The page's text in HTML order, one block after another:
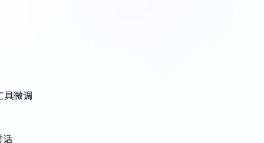
具微调
话